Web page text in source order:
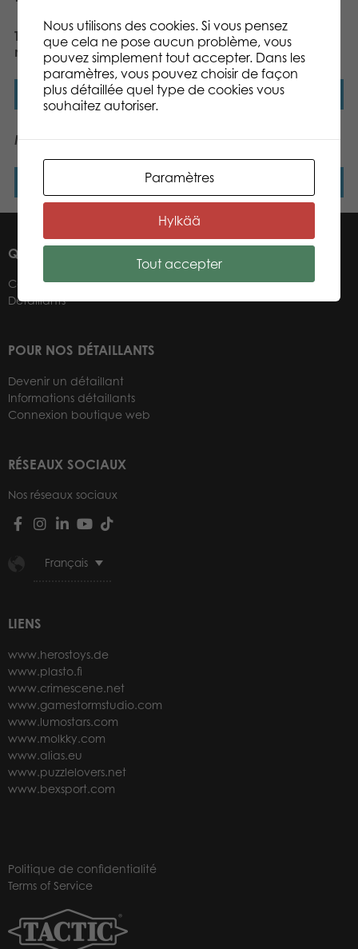
Tactic Le parcours des
nénuphars
Lire la suite
Junior Bingo
Lire la suite
Mölkky® version luxe Tactic Yatzy dice game
QUI SOMMES-NOUS ?
Contacts
Détaillants
POUR NOS DÉTAILLANTS
Devenir un détaillant
Informations détaillants
Connexion boutique web
RÉSEAUX SOCIAUX
Nos réseaux sociaux
Français
LIENS
www.herostoys.de
www.plasto.fi
www.crimescene.net
www.gamestormstudio.com
www.lumostars.com
www.molkky.com
www.alias.eu
www.puzzlelovers.net
www.bexsport.com
Politique de confidentialité
Terms of Service
Nous utilisons des cookies. Si vous pensez
que cela ne pose aucun problème, vous
pouvez simplement tout accepter. Dans les
paramètres, vous pouvez choisir de façon
plus détaillée quel type de cookies vous
souhaitez autoriser.
Paramètres
Hylkää
Tout accepter